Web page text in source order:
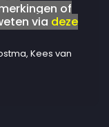
of
via deze
Kees van